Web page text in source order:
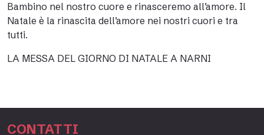
Bambino nel nostro cuore e rinasceremo all’amore. Il
Natale è la rinascita dell’amore nei nostri cuori e tra
tutti.
LA MESSA DEL GIORNO DI NATALE A NARNI
CONTATTI